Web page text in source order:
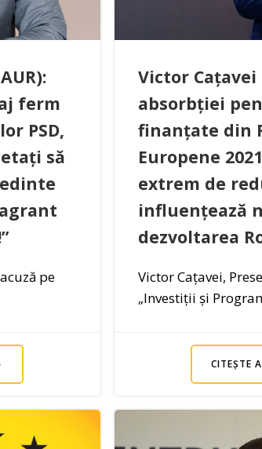
ferm
PSD,
să
pe
Victor Cațavei
absorbției
finanțate din
Europene
extrem de
influențează
dezvoltarea
Victor Cațavei,
„Investiții și
CITEȘTE